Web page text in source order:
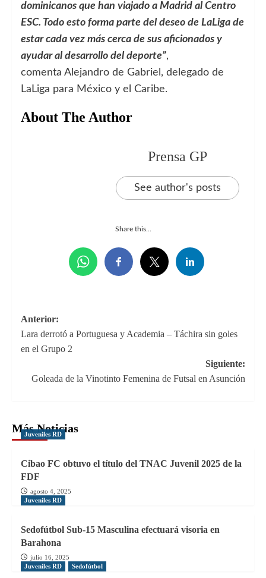
dominicanos que han viajado a Madrid al Centro
ESC. Todo esto forma parte del deseo de LaLiga de
estar cada vez más cerca de sus aficionados y
ayudar al desarrollo del deporte”,
comenta Alejandro de Gabriel, delegado de
LaLiga para México y el Caribe.
About The Author
Prensa GP
See author's posts
Share this...
Navegación
de
entradas
Anterior:
Lara derrotó a Portuguesa y Academia – Táchira sin goles
en el Grupo 2
Siguiente:
Goleada de la Vinotinto Femenina de Futsal en Asunción
Más Noticias
Juveniles RD
Cibao FC obtuvo el título del TNAC Juvenil 2025 de la
FDF
agosto 4, 2025
Juveniles RD
Sedofútbol Sub-15 Masculina efectuará visoria en
Barahona
julio 16, 2025
Juveniles RD
Sedofútbol